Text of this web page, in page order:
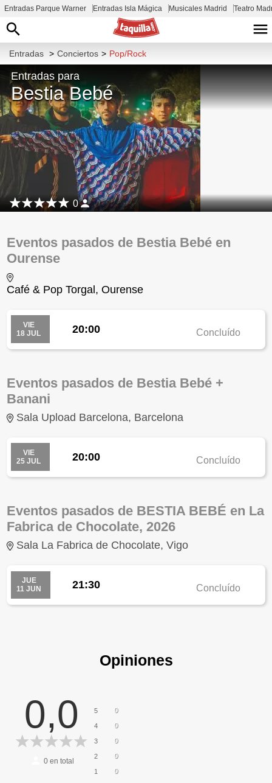
Entradas Parque Warner Entradas Isla Mágica Musicales Madrid Teatro
Entradas > Conciertos > Pop/Rock
Entradas para
Bestia Bebé
0
Eventos pasados de Bestia Bebé en
Ourense
Café & Pop Torgal, Ourense
VIE
18 JUL
20:00 Concluído
Eventos pasados de Bestia Bebé +
Banani
Sala Upload Barcelona, Barcelona
VIE
25 JUL
20:00 Concluído
Eventos pasados de BESTIA BEBÉ en La
Fabrica de Chocolate, 2026
Sala La Fabrica de Chocolate, Vigo
JUE
11 JUN
21:30 Concluído
Opiniones
0,0
0en total
5 0
4 0
3 0
2 0
1 0